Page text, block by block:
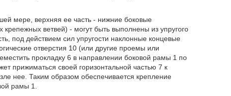
мере, верхняя ее часть - нижние боковые
ветвей) - могут быть выполнены из упругого
под действием сил упругости наклонные концевые
отверстия 10 (или другие проемы или
прокладку 6 в направлении боковой рамы 1 по
прижиматься своей горизонтальной частью 7 к
нее. Таким образом обеспечивается крепление
рамы 1.